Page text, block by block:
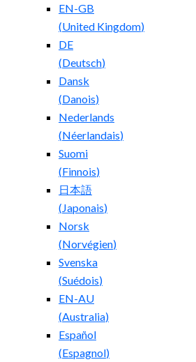
EN-GB
(United Kingdom)
DE
(Deutsch)
Dansk
(Danois)
Nederlands
(Néerlandais)
Suomi
(Finnois)
日本語
( Japonais)
Norsk
(Norvégien)
Svenska
(Suédois)
EN-AU
(Australia)
Español
(Espagnol)